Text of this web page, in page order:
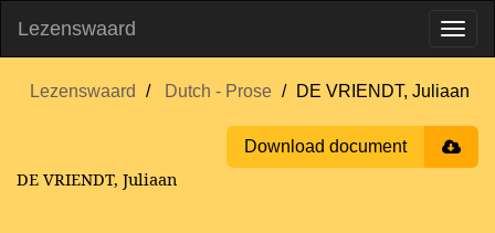
Lezenswaard
Lezenswaard Dutch - Prose DE VRIENDT, Juliaan
Download document
DE VRIENDT, Juliaan